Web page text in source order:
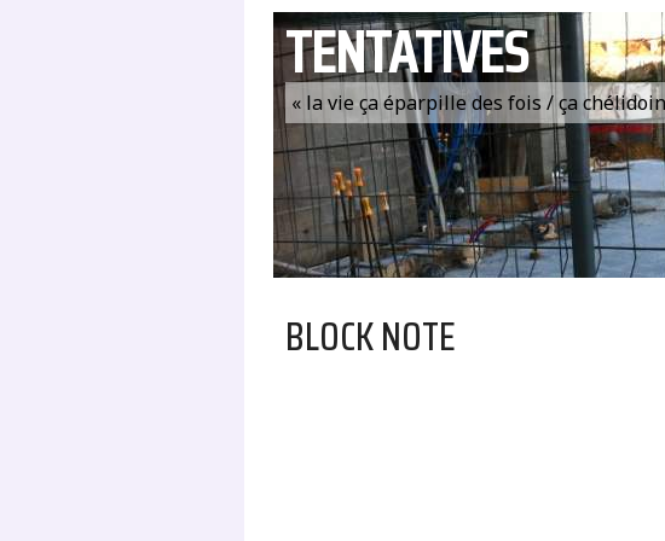
TENTATIVES
« la vie ça éparpille des fois / ça
BLOCK NOTE